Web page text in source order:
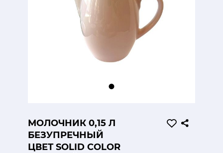
МОЛОЧНИК 0,15 Л
БЕЗУПРЕЧНЫЙ
ЦВЕТ SOLID COLOR